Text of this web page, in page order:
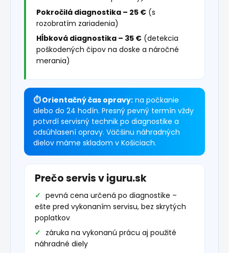
Pokročilá diagnostika – 25 € (s
rozobratím zariadenia)
Hĺbková diagnostika – 35 € (detekcia
poškodených čipov na doske a náročné
merania)
⏱ Orientačný čas opravy: na počkanie
alebo do 24 hodín. Presný pevný termín vždy
potvrdí servisný technik po diagnostike a
odsúhlasení opravy. Väčšinu náhradných
dielov máme skladom v Košiciach.
Prečo servis v iguru.sk
pevná cena určená po diagnostike –
ešte pred vykonaním servisu, bez skrytých
poplatkov
záruka na vykonanú prácu aj použité
náhradné diely